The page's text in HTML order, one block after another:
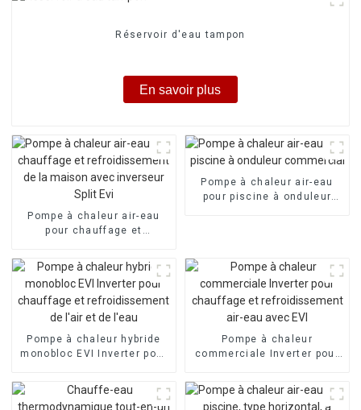
Réservoir d'eau tampon
En savoir plus
Pompe à chaleur air-eau
pour chauffage et
maison avec inverseur Split
Evi
Pompe à chaleur air-eau
pour piscine à onduleur
Pompe à chaleur hybride
monobloc EVI Inverter pour
refroidissement de l'air et
de l'eau
Pompe à chaleur
commerciale Inverter pour
avec EVI